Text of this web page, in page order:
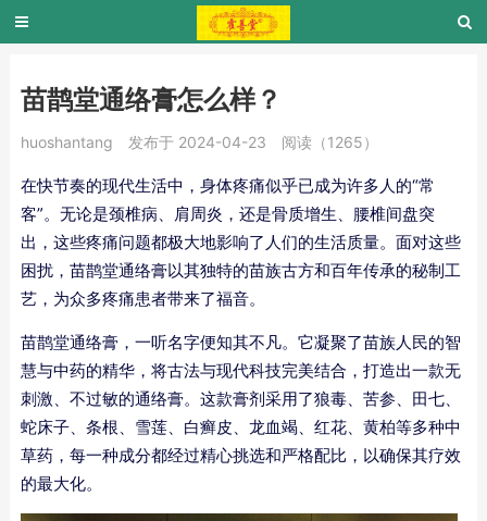
苗鹊堂通络膏怎么样？
huoshantang 发布于 2024-04-23 阅读（1265）
在快节奏的现代生活中，身体疼痛似乎已成为许多人的“常
客”。无论是颈椎病、肩周炎，还是骨质增生、腰椎间盘突
出，这些疼痛问题都极大地影响了人们的生活质量。面对这些
困扰，苗鹊堂通络膏以其独特的苗族古方和百年传承的秘制工
艺，为众多疼痛患者带来了福音。
苗鹊堂通络膏，一听名字便知其不凡。它凝聚了苗族人民的智
慧与中药的精华，将古法与现代科技完美结合，打造出一款无
刺激、不过敏的通络膏。这款膏剂采用了狼毒、苦参、田七、
蛇床子、条根、雪莲、白癣皮、龙血竭、红花、黄柏等多种中
草药，每一种成分都经过精心挑选和严格配比，以确保其疗效
的最大化。